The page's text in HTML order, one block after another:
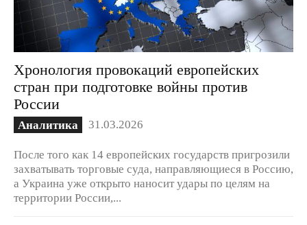
Хронология провокаций европейских
стран при подготовке войны против
России
Аналитика 31.03.2026
После того как 14 европейских государств пригрозили
захватывать торговые суда, направляющиеся в Россию,
а Украина уже открыто наносит удары по целям на
территории России,...